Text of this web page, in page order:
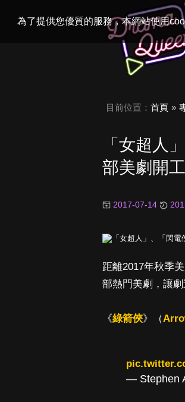
為了提供您優質的服務，本網站使用
目前位置： 首頁
「女超人
部美劇開
2017-07-14
距離2017年秋季
部熱門美劇，讓
《綠箭俠》（
— Stephen